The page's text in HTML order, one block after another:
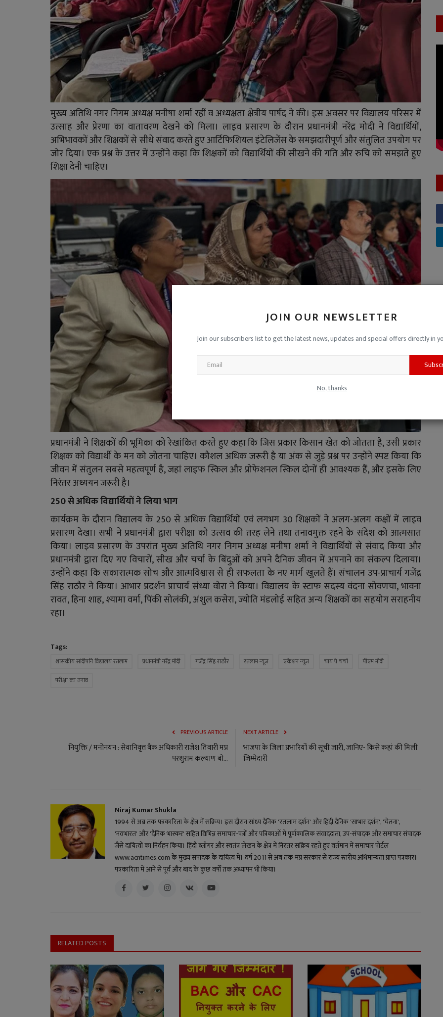
JOIN OUR NEWSLETTER
Join our subscribers list to get the latest news, updates and special offers directly in
No, thanks
मुख्य अतिथि नगर निगम अध्यक्ष मनीषा शर्मा रहीं व अध्यक्षता क्षेत्रीय पार्षद ने की। इस अवसर पर विद्यालय परिसर में
उत्साह और प्रेरणा का वातावरण देखने को मिला। लाइव प्रसारण के दौरान प्रधानमंत्री नरेंद्र मोदी ने विद्यार्थियों,
अभिभावकों और शिक्षकों से सीधे संवाद करते हुए आर्टिफिशियल इंटेलिजेंस के समझदारीपूर्ण और संतुलित उपयोग पर
जोर दिया। एक प्रश्न के उत्तर में उन्होंने कहा कि शिक्षकों को विद्यार्थियों की सीखने की गति और रुचि को समझते हुए
शिक्षा देनी चाहिए।
प्रधानमंत्री ने शिक्षकों की भूमिका को रेखांकित करते हुए कहा कि जिस प्रकार किसान खेत को जोतता है, उसी प्रकार
शिक्षक को विद्यार्थी के मन को जोतना चाहिए। कौशल अधिक जरूरी है या अंक से जुड़े प्रश्न पर उन्होंने स्पष्ट किया कि
जीवन में संतुलन सबसे महत्वपूर्ण है, जहां लाइफ स्किल और प्रोफेशनल स्किल दोनों ही आवश्यक हैं, और इसके लिए
निरंतर अध्ययन जरूरी है।
250 से अधिक विद्यार्थियों ने लिया भाग
कार्यक्रम के दौरान विद्यालय के 250 से अधिक विद्यार्थियों एवं लगभग 30 शिक्षकों ने अलग-अलग कक्षों में लाइव
प्रसारण देखा। सभी ने प्रधानमंत्री द्वारा परीक्षा को उत्सव की तरह लेने तथा तनावमुक्त रहने के संदेश को आत्मसात
किया। लाइव प्रसारण के उपरांत मुख्य अतिथि नगर निगम अध्यक्ष मनीषा शर्मा ने विद्यार्थियों से संवाद किया और
प्रधानमंत्री द्वारा दिए गए विचारों, सीख और चर्चा के बिंदुओं को अपने दैनिक जीवन में अपनाने का संकल्प दिलाया।
उन्होंने कहा कि सकारात्मक सोच और आत्मविश्वास से ही सफलता के नए मार्ग खुलते हैं। संचालन उप-प्राचार्य गजेंद्र
सिंह राठौर ने किया। आभार प्रदर्शन प्राचार्य संध्या वोरा ने किया। विद्यालय के स्टाफ सदस्य वंदना सोवणचा, भावना
रावत, हिना शाह, श्यामा वर्मा, पिंकी सोलंकी, अंशुल कसेरा, ज्योति मंडलोई सहित अन्य शिक्षकों का सहयोग सराहनीय
रहा।
Tags:
शासकीय सांदीपनि विद्यालय रतलाम प्रधानमंत्री नरेंद्र मोदी गजेंद्र सिंह राठौर रतलाम न्यूज एकेशन न्यूज चाय पे चर्चा
पीएम मोदी
परीक्षा का तनाव
PREVIOUS ARTICLE
नियुक्ति / मनोनयन : सेवानिवृत्त बैंक अधिकारी राजेश तिवारी मप्र
परशुराम कल्याण बो...
NEXT ARTICLE
भाजपा के जिला प्रभारियों की सूची जारी, जानिए- किसे कहां की मिली
जिम्मेदारी
Niraj Kumar Shukla
1994 से अब तक पत्रकारिता के क्षेत्र में सक्रिय। इस दौरान सांध्य दैनिक 'रतलाम दर्शन' और हिंदी दैनिक 'साभार दर्शन', 'चेतना',
'नवभारत' और 'दैनिक भास्कर' सहित विभिन्न समाचार-पत्रों और पत्रिकाओं में पूर्णकालिक संवाददाता, उप-संपादक और समाचार संपादक
जैसे दायित्वों का निर्वहन किया। हिंदी ब्लॉगर और स्वतंत्र लेखन के क्षेत्र में निरंतर सक्रिय रहते हुए वर्तमान में समाचार पोर्टल
www.acntimes.com के मुख्य संपादक के दायित्व में। वर्ष 2011 से अब तक मप्र सरकार से राज्य स्तरीय अधिमान्यता प्राप्त पत्रकार।
पत्रकारिता में आने से पूर्व और बाद के कुछ वर्षों तक अध्यापन भी किया।
RELATED POSTS